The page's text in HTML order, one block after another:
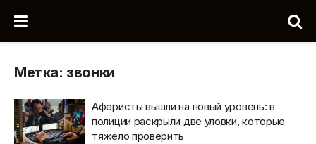
Метка: звонки
Аферисты вышли на новый уровень: в
полиции раскрыли две уловки, которые
тяжело проверить